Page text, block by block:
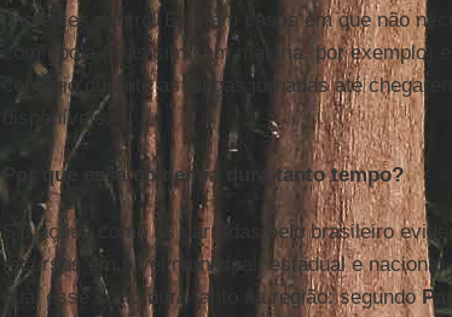
pacientes dentro. Existem casos em que não
com ebola (mas sim com malária, por exemplo)
contágio durante as longas jornadas até
disponíveis.
Por que essa epidemia dura tanto tempo?
Situações como as narradas pelo brasileiro
recursos em nível municipal, estadual e
qual esse surto dura tanto na região: segundo